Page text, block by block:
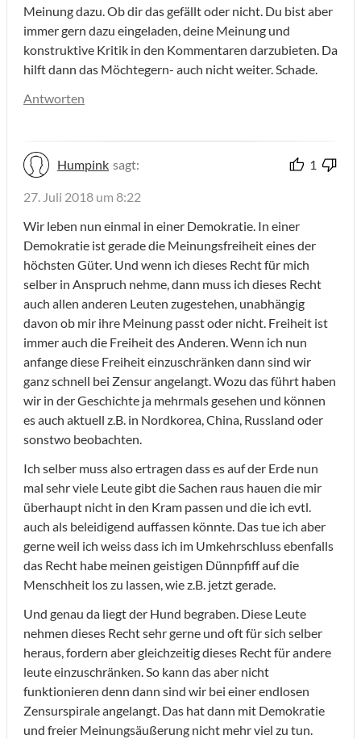
Meinung dazu. Ob dir das gefällt oder nicht. Du bist aber
immer gern dazu eingeladen, deine Meinung und
konstruktive Kritik in den Kommentaren darzubieten. Da
hilft dann das Möchtegern- auch nicht weiter. Schade.
Antworten
Humpink sagt: 1
27. Juli 2018 um 8:22
Wir leben nun einmal in einer Demokratie. In einer
Demokratie ist gerade die Meinungsfreiheit eines der
höchsten Güter. Und wenn ich dieses Recht für mich
selber in Anspruch nehme, dann muss ich dieses Recht
auch allen anderen Leuten zugestehen, unabhängig
davon ob mir ihre Meinung passt oder nicht. Freiheit ist
immer auch die Freiheit des Anderen. Wenn ich nun
anfange diese Freiheit einzuschränken dann sind wir
ganz schnell bei Zensur angelangt. Wozu das führt haben
wir in der Geschichte ja mehrmals gesehen und können
es auch aktuell z.B. in Nordkorea, China, Russland oder
sonstwo beobachten.
Ich selber muss also ertragen dass es auf der Erde nun
mal sehr viele Leute gibt die Sachen raus hauen die mir
überhaupt nicht in den Kram passen und die ich evtl.
auch als beleidigend auffassen könnte. Das tue ich aber
gerne weil ich weiss dass ich im Umkehrschluss ebenfalls
das Recht habe meinen geistigen Dünnpfiff auf die
Menschheit los zu lassen, wie z.B. jetzt gerade.
Und genau da liegt der Hund begraben. Diese Leute
nehmen dieses Recht sehr gerne und oft für sich selber
heraus, fordern aber gleichzeitig dieses Recht für andere
leute einzuschränken. So kann das aber nicht
funktionieren denn dann sind wir bei einer endlosen
Zensurspirale angelangt. Das hat dann mit Demokratie
und freier Meinungsäußerung nicht mehr viel zu tun.